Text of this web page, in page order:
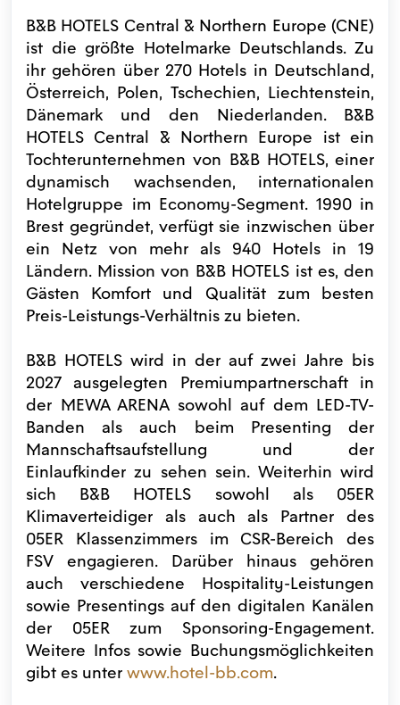
B&B HOTELS Central & Northern Europe (CNE)
ist die größte Hotelmarke Deutschlands. Zu
ihr gehören über 270 Hotels in Deutschland,
Österreich, Polen, Tschechien, Liechtenstein,
Dänemark und den Niederlanden. B&B
HOTELS Central & Northern Europe ist ein
Tochterunternehmen von B&B HOTELS, einer
dynamisch wachsenden, internationalen
Hotelgruppe im Economy-Segment. 1990 in
Brest gegründet, verfügt sie inzwischen über
ein Netz von mehr als 940 Hotels in 19
Ländern. Mission von B&B HOTELS ist es, den
Gästen Komfort und Qualität zum besten
Preis-Leistungs-Verhältnis zu bieten.
B&B HOTELS wird in der auf zwei Jahre bis
2027 ausgelegten Premiumpartnerschaft in
der MEWA ARENA sowohl auf dem LED-TV-
Banden als auch beim Presenting der
Mannschaftsaufstellung und der
Einlaufkinder zu sehen sein. Weiterhin wird
sich B&B HOTELS sowohl als 05ER
Klimaverteidiger als auch als Partner des
05ER Klassenzimmers im CSR-Bereich des
FSV engagieren. Darüber hinaus gehören
auch verschiedene Hospitality-Leistungen
sowie Presentings auf den digitalen Kanälen
der 05ER zum Sponsoring-Engagement.
Weitere Infos sowie Buchungsmöglichkeiten
gibt es unter www.hotel-bb.com.